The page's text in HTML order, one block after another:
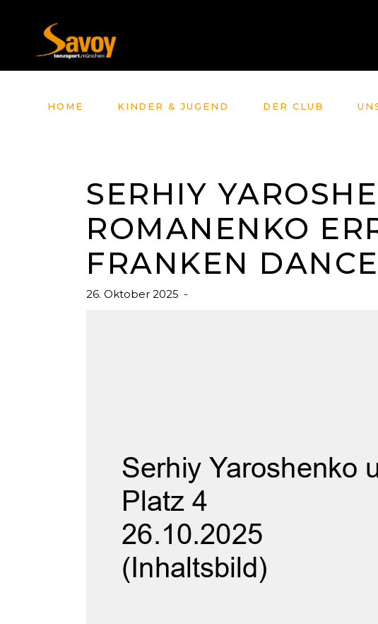
HOME KINDER & JUGEND DER CLUB
SERHIY
ROMANENKO
FRANKEN
26. Oktober 2025